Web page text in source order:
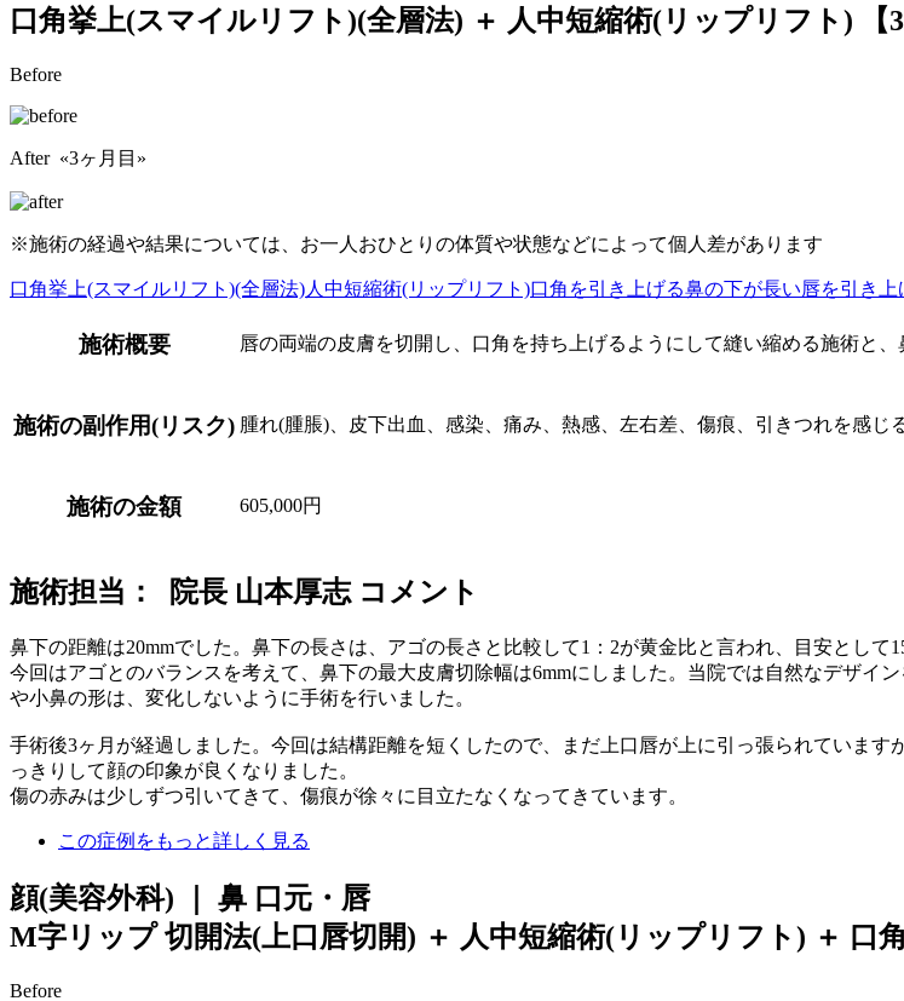
口角挙上(スマイルリフト)(全層法) ＋ 人中短縮術(リップリフト)
Before
After «3ヶ月目»
※施術の経過や結果については、お一人おひとりの体質や状態などによって個人差があります
口角挙上(スマイルリフト)(全層法)人中短縮術(リップリフト)口角を引き上げる鼻の下が長い唇を引き上
施術概要 唇の両端の皮膚を切開し、口角を持ち上げるようにして縫い縮める施術と
施術の副作用(リスク) 腫れ(腫脹)、皮下出血、感染、痛み、熱感、左右差、傷痕、引きつれを感じ
施術の金額 605,000円
施術担当： 院長 山本厚志 コメント
鼻下の距離は20mmでした。鼻下の長さは、アゴの長さと比較して1：2が黄金比と言われ、目安として
今回はアゴとのバランスを考えて、鼻下の最大皮膚切除幅は6mmにしました。当院では自然なデザイ
や小鼻の形は、変化しないように手術を行いました。
手術後3ヶ月が経過しました。今回は結構距離を短くしたので、まだ上口唇が上に引っ張られていま
っきりして顔の印象が良くなりました。
傷の赤みは少しずつ引いてきて、傷痕が徐々に目立たなくなってきています。
この症例をもっと詳しく見る
顔(美容外科) ｜ 鼻 口元・唇
M字リップ 切開法(上口唇切開) ＋ 人中短縮術(リップリフト) ＋ 口
Before